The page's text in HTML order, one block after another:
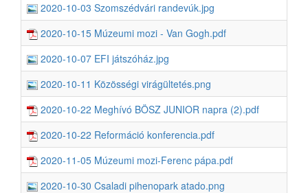
2020-10-03 Szomszédvári randevúk.jpg
2020-10-15 Múzeumi mozi - Van Gogh.pdf
2020-10-07 EFI játszóház.jpg
2020-10-11 Közösségi virágültetés.png
2020-10-22 Meghívó BÖSZ JUNIOR napra (2).pdf
2020-10-22 Reformáció konferencia.pdf
2020-11-05 Múzeumi mozi-Ferenc pápa.pdf
2020-10-30 Csaladi pihenopark atado.png